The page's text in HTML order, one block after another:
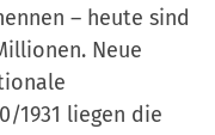
– heute sind
Neue
1931 liegen die